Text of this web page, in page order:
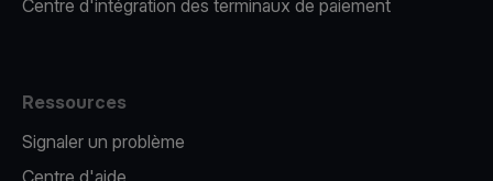
Centre d'intégration des terminaux de paiement
Ressources
Signaler un problème
Centre d'aide